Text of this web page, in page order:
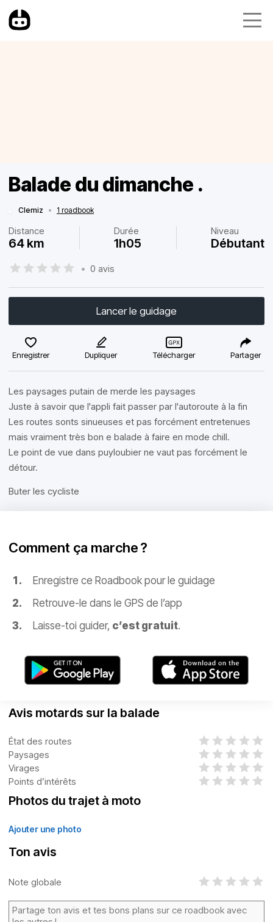
Balade du dimanche .
Clemiz • 1 roadbook
Distance
64 km
Durée
1h05
Niveau
Débutant
• 0 avis
Lancer le guidage
Enregistrer Dupliquer Télécharger Partager
Les paysages putain de merde les paysages
Juste à savoir que l'appli fait passer par l'autoroute à la fin
Les routes sonts sinueuses et pas forcément entretenues
mais vraiment très bon e balade à faire en mode chill.
Le point de vue dans puyloubier ne vaut pas forcément le
détour.
Buter les cycliste
Comment ça marche ?
Enregistre ce Roadbook pour le guidage
Retrouve-le dans le GPS de l’app
Laisse-toi guider, c’est gratuit.
Avis motards sur la balade
État des routes
Paysages
Virages
Points d’intérêts
Photos du trajet à moto
Ajouter une photo
Ton avis
Note globale